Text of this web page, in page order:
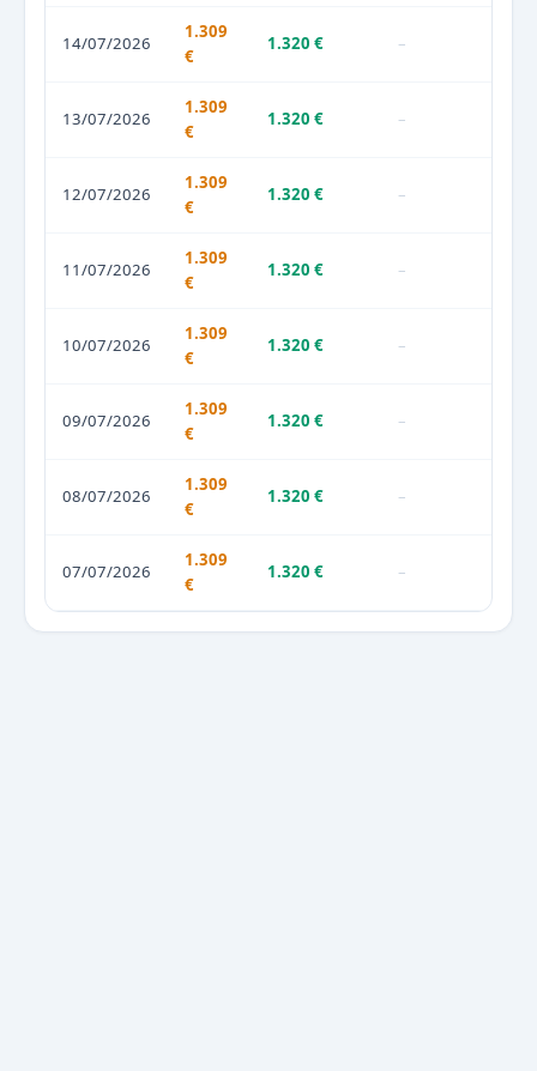
14/07/2026
1.309
€
1.320 € –
13/07/2026
1.309
€
1.320 € –
12/07/2026
1.309
€
1.320 € –
11/07/2026
1.309
€
1.320 € –
10/07/2026
1.309
€
1.320 € –
09/07/2026
1.309
€
1.320 € –
08/07/2026
1.309
€
1.320 € –
07/07/2026
1.309
€
1.320 € –